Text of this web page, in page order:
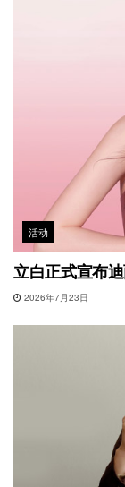
活动
立白正式宣布
2026年7月23日